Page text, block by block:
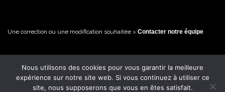
Une correction ou une modification souhaitée > Contacter notre équipe
© FiGRA / CesArts Événements - 2026 Tous droits réservés
Nous utilisons des cookies pour vous garantir la meilleure
expérience sur notre site web. Si vous continuez à utiliser ce
site, nous supposerons que vous en êtes satisfait.